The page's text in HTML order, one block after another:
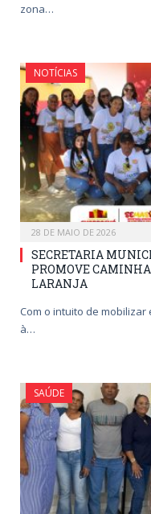
zona…
NOTÍCIAS
28 DE MAIO DE 2026
SECRETARIA
PROMOVE
LARANJA
Com o intuito de
à…
SAÚDE